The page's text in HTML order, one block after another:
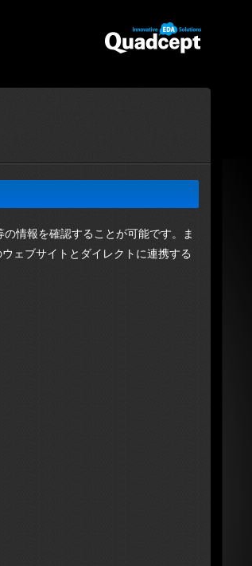
情報を確認することが可能です。ま
ェブサイトとダイレクトに連携する